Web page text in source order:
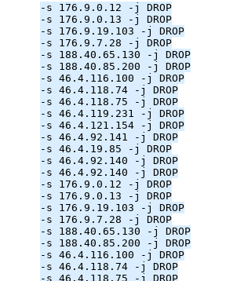
-s 176.9.0.12 -j DROP
-s 176.9.0.13 -j DROP
-s 176.9.19.103 -j DROP
-s 176.9.7.28 -j DROP
-s 188.40.65.130 -j DROP
-s 188.40.85.200 -j DROP
-s 46.4.116.100 -j DROP
-s 46.4.118.74 -j DROP
-s 46.4.118.75 -j DROP
-s 46.4.119.231 -j DROP
-s 46.4.121.154 -j DROP
-s 46.4.92.141 -j DROP
-s 46.4.19.85 -j DROP
-s 46.4.92.140 -j DROP
-s 46.4.92.140 -j DROP
-s 176.9.0.12 -j DROP
-s 176.9.0.13 -j DROP
-s 176.9.19.103 -j DROP
-s 176.9.7.28 -j DROP
-s 188.40.65.130 -j DROP
-s 188.40.85.200 -j DROP
-s 46.4.116.100 -j DROP
-s 46.4.118.74 -j DROP
-s 46.4.118.75 -j DROP